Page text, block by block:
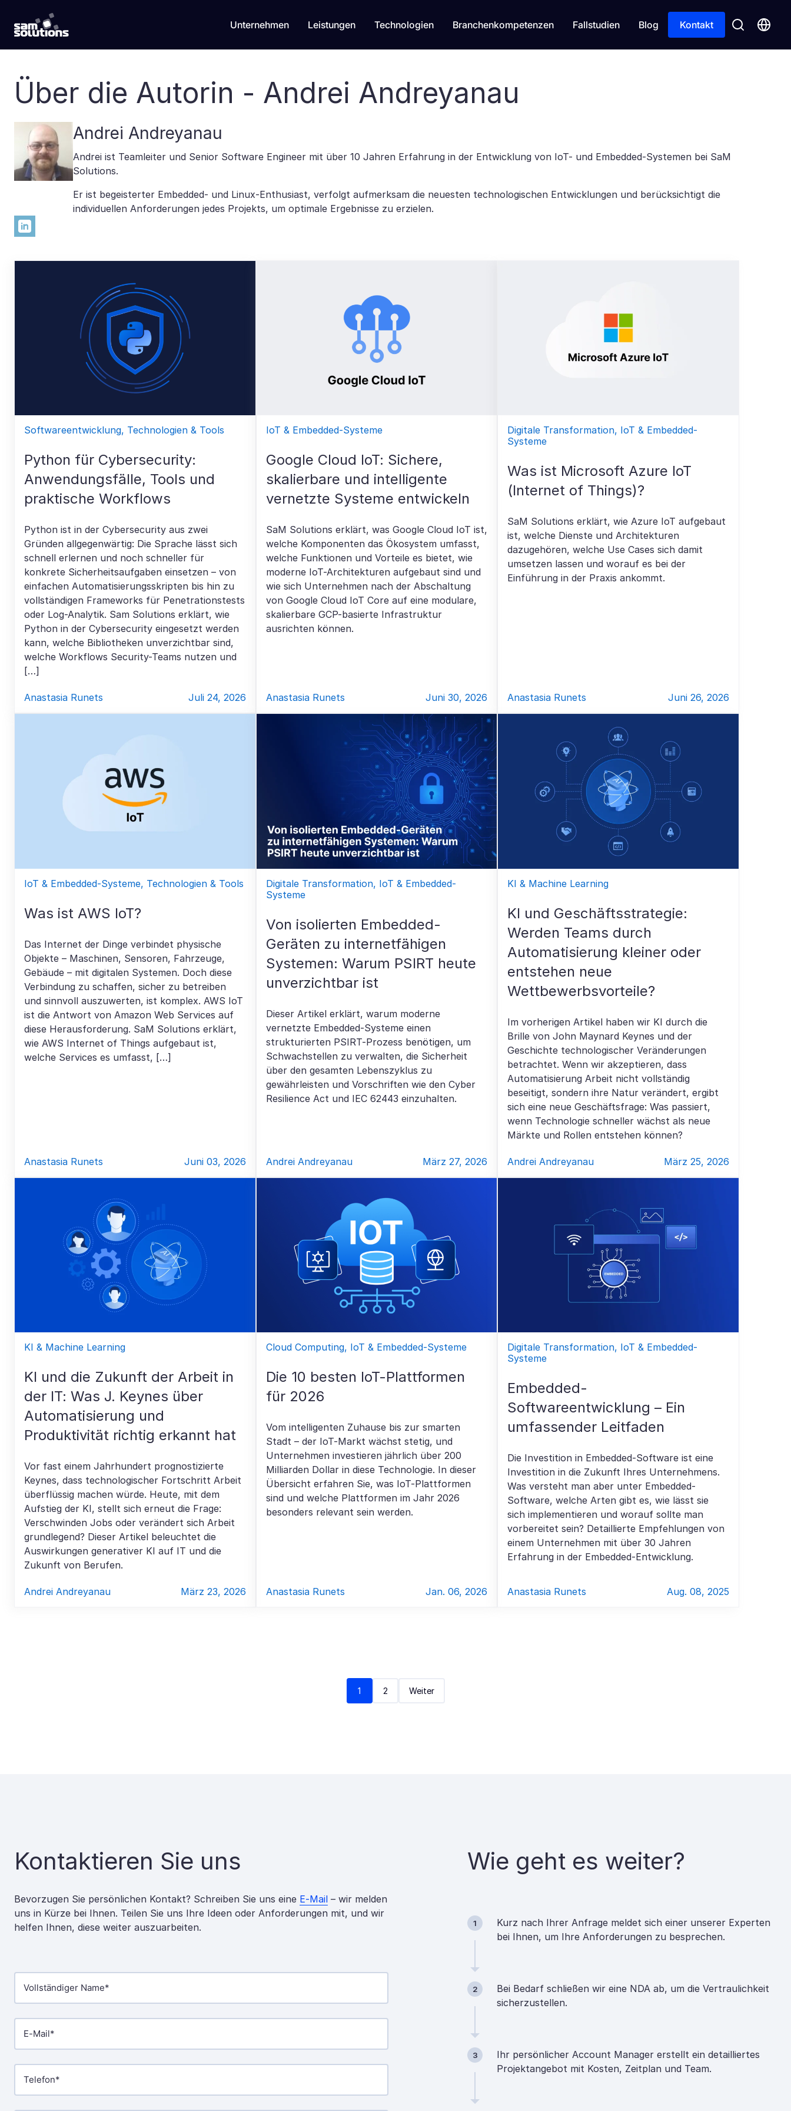
Unternehmen Leistungen Technologien Branchenkompetenzen Fallstudien Blog Kontakt
Über die Autorin - Andrei Andreyanau
Andrei Andreyanau
Andrei ist Teamleiter und Senior Software Engineer mit über 10 Jahren Erfahrung in der Entwicklung von IoT- und Embedded-Systemen bei SaM
Solutions.
Er ist begeisterter Embedded- und Linux-Enthusiast, verfolgt aufmerksam die neuesten technologischen Entwicklungen und berücksichtigt die
individuellen Anforderungen jedes Projekts, um optimale Ergebnisse zu erzielen.
Softwareentwicklung, Technologien & Tools
Python für Cybersecurity:
Anwendungsfälle, Tools und
praktische Workflows
Python ist in der Cybersecurity aus zwei
Gründen allgegenwärtig: Die Sprache lässt sich
schnell erlernen und noch schneller für
konkrete Sicherheitsaufgaben einsetzen – von
einfachen Automatisierungsskripten bis hin zu
vollständigen Frameworks für Penetrationstests
oder Log-Analytik. Sam Solutions erklärt, wie
Python in der Cybersecurity eingesetzt werden
kann, welche Bibliotheken unverzichtbar sind,
welche Workflows Security-Teams nutzen und
[…]
Anastasia Runets Juli 24, 2026
IoT & Embedded-Systeme
Google Cloud IoT: Sichere,
skalierbare und intelligente
vernetzte Systeme entwickeln
SaM Solutions erklärt, was Google Cloud IoT ist,
welche Komponenten das Ökosystem umfasst,
welche Funktionen und Vorteile es bietet, wie
moderne IoT-Architekturen aufgebaut sind und
wie sich Unternehmen nach der Abschaltung
von Google Cloud IoT Core auf eine modulare,
skalierbare GCP-basierte Infrastruktur
ausrichten können.
Anastasia Runets Juni 30, 2026
Digitale Transformation, IoT & Embedded-
Systeme
Was ist Microsoft Azure IoT
(Internet of Things)?
SaM Solutions erklärt, wie Azure IoT aufgebaut
ist, welche Dienste und Architekturen
dazugehören, welche Use Cases sich damit
umsetzen lassen und worauf es bei der
Einführung in der Praxis ankommt.
Anastasia Runets Juni 26, 2026
IoT & Embedded-Systeme, Technologien & Tools
Was ist AWS IoT?
Das Internet der Dinge verbindet physische
Objekte – Maschinen, Sensoren, Fahrzeuge,
Gebäude – mit digitalen Systemen. Doch diese
Verbindung zu schaffen, sicher zu betreiben
und sinnvoll auszuwerten, ist komplex. AWS IoT
ist die Antwort von Amazon Web Services auf
diese Herausforderung. SaM Solutions erklärt,
wie AWS Internet of Things aufgebaut ist,
welche Services es umfasst, […]
Anastasia Runets Juni 03, 2026
Digitale Transformation, IoT & Embedded-
Systeme
Von isolierten Embedded-
Geräten zu internetfähigen
Systemen: Warum PSIRT heute
unverzichtbar ist
Dieser Artikel erklärt, warum moderne
vernetzte Embedded-Systeme einen
strukturierten PSIRT-Prozess benötigen, um
Schwachstellen zu verwalten, die Sicherheit
über den gesamten Lebenszyklus zu
gewährleisten und Vorschriften wie den Cyber
Resilience Act und IEC 62443 einzuhalten.
Andrei Andreyanau März 27, 2026
KI & Machine Learning
KI und Geschäftsstrategie:
Werden Teams durch
Automatisierung kleiner oder
entstehen neue
Wettbewerbsvorteile?
Im vorherigen Artikel haben wir KI durch die
Brille von John Maynard Keynes und der
Geschichte technologischer Veränderungen
betrachtet. Wenn wir akzeptieren, dass
Automatisierung Arbeit nicht vollständig
beseitigt, sondern ihre Natur verändert, ergibt
sich eine neue Geschäftsfrage: Was passiert,
wenn Technologie schneller wächst als neue
Märkte und Rollen entstehen können?
Andrei Andreyanau März 25, 2026
KI & Machine Learning
KI und die Zukunft der Arbeit in
der IT: Was J. Keynes über
Automatisierung und
Produktivität richtig erkannt hat
Vor fast einem Jahrhundert prognostizierte
Keynes, dass technologischer Fortschritt Arbeit
überflüssig machen würde. Heute, mit dem
Aufstieg der KI, stellt sich erneut die Frage:
Verschwinden Jobs oder verändert sich Arbeit
grundlegend? Dieser Artikel beleuchtet die
Auswirkungen generativer KI auf IT und die
Zukunft von Berufen.
Andrei Andreyanau März 23, 2026
Cloud Computing, IoT & Embedded-Systeme
Die 10 besten IoT-Plattformen
für 2026
Vom intelligenten Zuhause bis zur smarten
Stadt – der IoT-Markt wächst stetig, und
Unternehmen investieren jährlich über 200
Milliarden Dollar in diese Technologie. In dieser
Übersicht erfahren Sie, was IoT-Plattformen
sind und welche Plattformen im Jahr 2026
besonders relevant sein werden.
Anastasia Runets Jan. 06, 2026
Digitale Transformation, IoT & Embedded-
Systeme
Embedded-
Softwareentwicklung – Ein
umfassender Leitfaden
Die Investition in Embedded-Software ist eine
Investition in die Zukunft Ihres Unternehmens.
Was versteht man aber unter Embedded-
Software, welche Arten gibt es, wie lässt sie
sich implementieren und worauf sollte man
vorbereitet sein? Detaillierte Empfehlungen von
einem Unternehmen mit über 30 Jahren
Erfahrung in der Embedded-Entwicklung.
Anastasia Runets Aug. 08, 2025
1 2 Weiter
Kontaktieren Sie uns
Bevorzugen Sie persönlichen Kontakt? Schreiben Sie uns eine E-Mail – wir melden
uns in Kürze bei Ihnen. Teilen Sie uns Ihre Ideen oder Anforderungen mit, und wir
helfen Ihnen, diese weiter auszuarbeiten.
Wie geht es weiter?
1
Kurz nach Ihrer Anfrage meldet sich einer unserer Experten
bei Ihnen, um Ihre Anforderungen zu besprechen.
2
Bei Bedarf schließen wir eine NDA ab, um die Vertraulichkeit
sicherzustellen.
3
Ihr persönlicher Account Manager erstellt ein detailliertes
Projektangebot mit Kosten, Zeitplan und Team.